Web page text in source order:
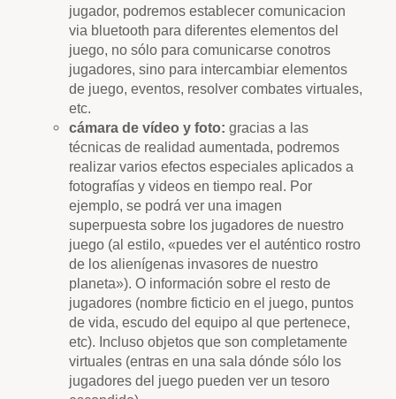
jugador, podremos establecer comunicacion
via bluetooth para diferentes elementos del
juego, no sólo para comunicarse conotros
jugadores, sino para intercambiar elementos
de juego, eventos, resolver combates virtuales,
etc.
cámara de vídeo y foto: gracias a las
técnicas de realidad aumentada, podremos
realizar varios efectos especiales aplicados a
fotografías y videos en tiempo real. Por
ejemplo, se podrá ver una imagen
superpuesta sobre los jugadores de nuestro
juego (al estilo, «puedes ver el auténtico rostro
de los alienígenas invasores de nuestro
planeta»). O información sobre el resto de
jugadores (nombre ficticio en el juego, puntos
de vida, escudo del equipo al que pertenece,
etc). Incluso objetos que son completamente
virtuales (entras en una sala dónde sólo los
jugadores del juego pueden ver un tesoro